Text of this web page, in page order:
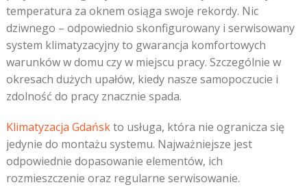
temperatura za oknem osiąga swoje rekordy. Nic
dziwnego – odpowiednio skonfigurowany i serwisowany
system klimatyzacyjny to gwarancja komfortowych
warunków w domu czy w miejscu pracy. Szczególnie w
okresach dużych upałów, kiedy nasze samopoczucie i
zdolność do pracy znacznie spada.
Klimatyzacja Gdańskto usługa, która nie ogranicza się
jedynie do montażu systemu. Najważniejsze jest
odpowiednie dopasowanie elementów, ich
rozmieszczenie oraz regularne serwisowanie.